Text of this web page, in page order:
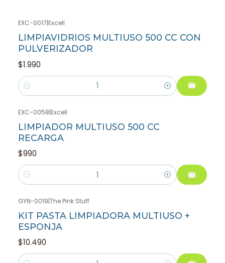
EXC-0017|Excell
LIMPIAVIDRIOS MULTIUSO 500 CC CON
PULVERIZADOR
$1.990
Cantidad
EXC-0058|Excell
LIMPIADOR MULTIUSO 500 CC
RECARGA
$990
Cantidad
GYN-0019|The Pink Stuff
KIT PASTA LIMPIADORA MULTIUSO +
ESPONJA
$10.490